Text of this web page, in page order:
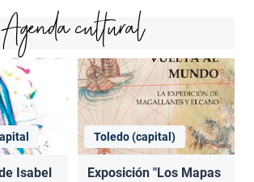
Agenda cultural
Isabel
Toledo (capital)
Exposición "Los Mapas